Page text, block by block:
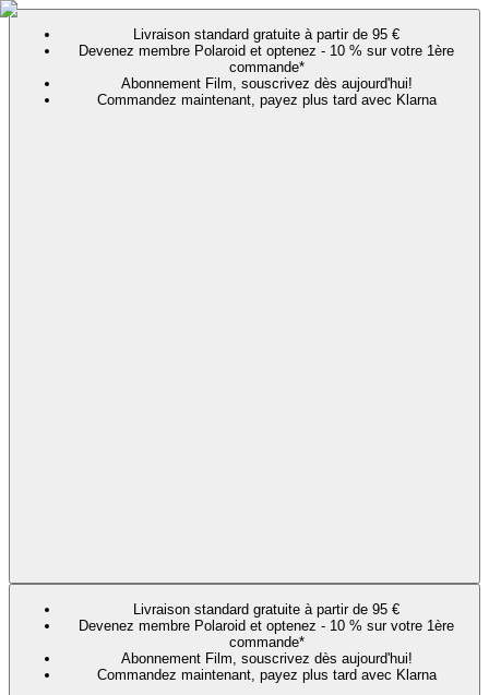
Livraison standard gratuite à partir de 95 €
Devenez membre Polaroid et optenez - 10 % sur votre 1ère
commande*
Abonnement Film, souscrivez dès aujourd'hui!
Commandez maintenant, payez plus tard avec Klarna
Livraison standard gratuite à partir de 95 €
Devenez membre Polaroid et optenez - 10 % sur votre 1ère
commande*
Abonnement Film, souscrivez dès aujourd'hui!
Commandez maintenant, payez plus tard avec Klarna